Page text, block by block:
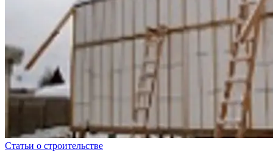
Статьи о строительстве